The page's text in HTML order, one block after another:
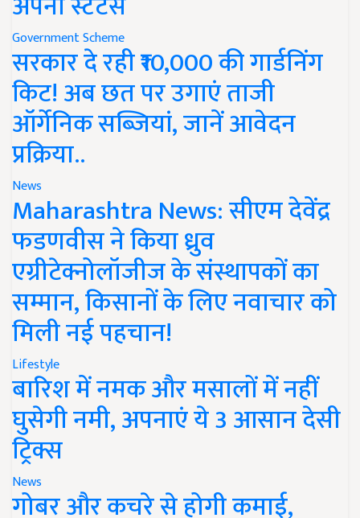
Government Scheme
सरकार दे रही ₹10,000 की गार्डनिंग
किट! अब छत पर उगाएं ताजी
ऑर्गेनिक सब्जियां, जानें आवेदन
प्रक्रिया..
News
Maharashtra News: सीएम देवेंद्र
फडणवीस ने किया ध्रुव
एग्रीटेक्नोलॉजीज के संस्थापकों का
सम्मान, किसानों के लिए नवाचार को
मिली नई पहचान!
Lifestyle
बारिश में नमक और मसालों में नहीं
घुसेगी नमी, अपनाएं ये 3 आसान देसी
ट्रिक्स
News
गोबर और कचरे से होगी कमाई,